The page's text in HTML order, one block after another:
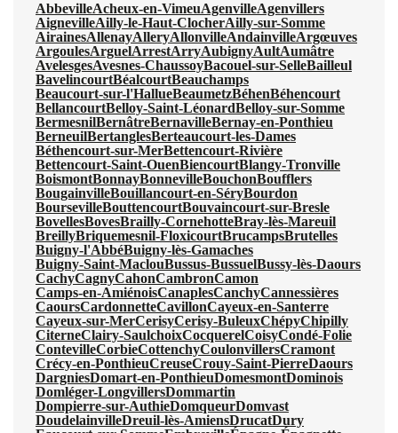
AbbevilleAcheux-en-VimeuAgenvilleAgenvillers
AignevilleAilly-le-Haut-ClocherAilly-sur-Somme
AirainesAllenayAlleryAllonvilleAndainvilleArgœuves
ArgoulesArguelArrestArryAubignyAultAumâtre
AvelesgesAvesnes-ChaussoyBacouel-sur-SelleBailleul
BavelincourtBéalcourtBeauchamps
Beaucourt-sur-l'HallueBeaumetzBéhenBéhencourt
BellancourtBelloy-Saint-LéonardBelloy-sur-Somme
BermesnilBernâtreBernavilleBernay-en-Ponthieu
BerneuilBertanglesBerteaucourt-les-Dames
Béthencourt-sur-MerBettencourt-Rivière
Bettencourt-Saint-OuenBiencourtBlangy-Tronville
BoismontBonnayBonnevilleBouchonBoufflers
BougainvilleBouillancourt-en-SéryBourdon
BoursevilleBouttencourtBouvaincourt-sur-Bresle
BovellesBovesBrailly-CornehotteBray-lès-Mareuil
BreillyBriquemesnil-FloxicourtBrucampsBrutelles
Buigny-l'AbbéBuigny-lès-Gamaches
Buigny-Saint-MaclouBussus-BussuelBussy-lès-Daours
CachyCagnyCahonCambronCamon
Camps-en-AmiénoisCanaplesCanchyCannessières
CaoursCardonnetteCavillonCayeux-en-Santerre
Cayeux-sur-MerCerisyCerisy-BuleuxChépyChipilly
CiterneClairy-SaulchoixCocquerelCoisyCondé-Folie
ContevilleCorbieCottenchyCoulonvillersCramont
Crécy-en-PonthieuCreuseCrouy-Saint-PierreDaours
DargniesDomart-en-PonthieuDomesmontDominois
Domléger-LongvillersDommartin
Dompierre-sur-AuthieDomqueurDomvast
DoudelainvilleDreuil-lès-AmiensDrucatDury